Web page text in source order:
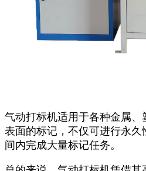
气动打标机适用于各种金属
表面的标记，不仅可进行永
间内完成大量标记任务。